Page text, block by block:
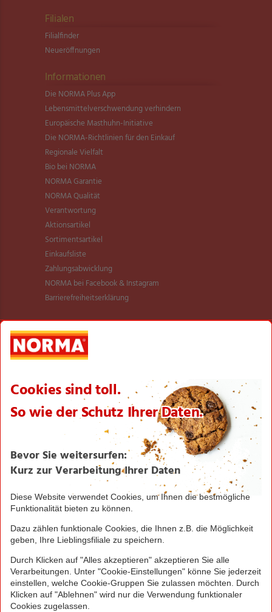
Filialen
Filialfinder
Neueröffnungen
Informationen
Die NORMA Plus App
Lebensmittel­verschwendung verhindern
Europäische Masthuhn-Initiative
Die NORMA-Richtlinien für den Einkauf
Regionale Vielfalt
Bio bei NORMA
NORMA Garantie
NORMA Qualität
Verantwortung
Aktionsartikel
Sortimentsartikel
Einkaufsliste
Zahlungsabwicklung
NORMA bei Facebook & Instagram
Barrierefreiheitserklärung
Unternehmen
Über NORMA
Historie
International
Filialnetz
Verantwortung/CSR
NORMA News
Imagebroschüre
Seite drucken
Nach oben
© 2016 - 2026 NORMA Lebensmittelfilialbetrieb
Stiftung & Co. KG
Sitemap Kontakt